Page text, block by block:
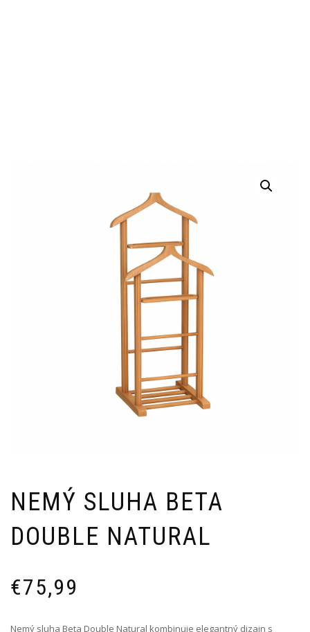
NEMÝ SLUHA BETA
DOUBLE NATURAL
€75,99
Nemý sluha Beta Double Natural kombinuje elegantný dizajn s